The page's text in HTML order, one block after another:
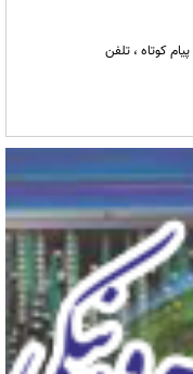
کوتاه ، تلفن